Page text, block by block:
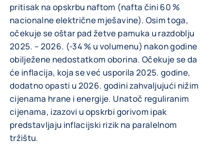
pritisak na opskrbu naftom (nafta čini 60 %
nacionalne električne mješavine). Osim toga,
očekuje se oštar pad žetve pamuka u razdoblju
2025. – 2026. (-34 % u volumenu) nakon godine
obilježene nedostatkom oborina. Očekuje se da
će inflacija, koja se već usporila 2025. godine,
dodatno opasti u 2026. godini zahvaljujući nižim
cijenama hrane i energije. Unatoč reguliranim
cijenama, izazovi u opskrbi gorivom ipak
predstavljaju inflacijski rizik na paralelnom
tržištu.